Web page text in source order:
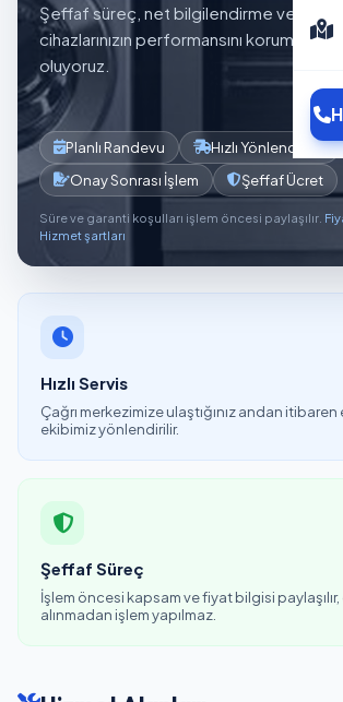
Şeffaf süreç, net bilgilendirme ve planlı
cihazlarınızın performansını korumaya
oluyoruz.
Planlı Randevu
Hızlı Yönlendirme
Onay Sonrası İşlem
Şeffaf Ücret
Süre ve garanti koşulları işlem öncesi paylaşılır.
Hizmet şartları
Hızlı Servis
Çağrı merkezimize ulaştığınız andan itibaren
ekibimiz yönlendirilir.
Şeffaf Süreç
İşlem öncesi kapsam ve fiyat bilgisi
alınmadan işlem yapılmaz.